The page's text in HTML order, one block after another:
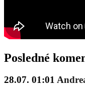
Posledné
28.07. 01:01